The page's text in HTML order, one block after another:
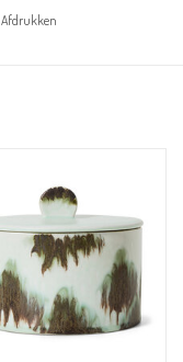
Afdrukken